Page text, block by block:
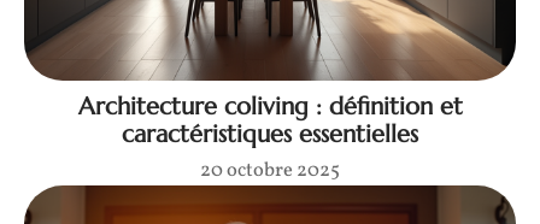
Architecture coliving : définition et
caractéristiques essentielles
20 octobre 2025